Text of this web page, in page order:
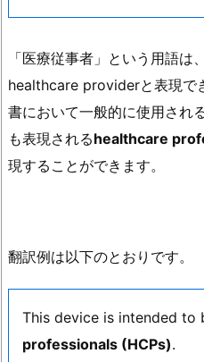
「医療従事者」という用語
healthcare providerと表現で
書において一般的に使用され
も表現されるhealthcare
現することができます。
翻訳例は以下のとおりです。
This device is intended to
professionals (HCPs).